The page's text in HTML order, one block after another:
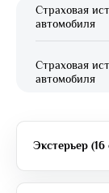
Страховая
автомобиля
Страховая
автомобиля
Экстерьер